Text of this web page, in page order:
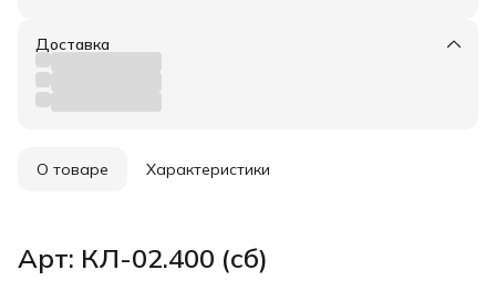
Доставка
О товаре Характеристики
Арт: КЛ-02.400 (сб)